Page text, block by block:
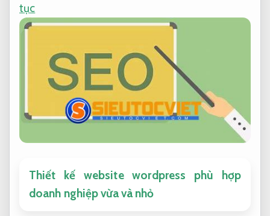
tục
Thiết kế website wordpress phù hợp
doanh nghiệp vừa và nhỏ